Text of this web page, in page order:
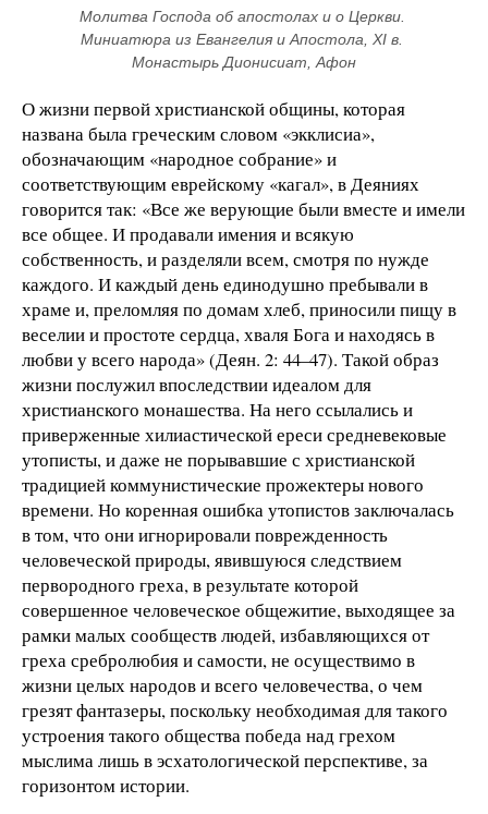
Молитва Господа об апостолах и о Церкви.
Миниатюра из Евангелия и Апостола, XI в.
Монастырь Дионисиат, Афон
О жизни первой христианской общины, которая
названа была греческим словом «экклисиа»,
обозначающим «народное собрание» и
соответствующим еврейскому «кагал», в Деяниях
говорится так: «Все же верующие были вместе и имели
все общее. И продавали имения и всякую
собственность, и разделяли всем, смотря по нужде
каждого. И каждый день единодушно пребывали в
храме и, преломляя по домам хлеб, приносили пищу в
веселии и простоте сердца, хваля Бога и находясь в
любви у всего народа» (Деян. 2: 44–47). Такой образ
жизни послужил впоследствии идеалом для
христианского монашества. На него ссылались и
приверженные хилиастической ереси средневековые
утописты, и даже не порывавшие с христианской
традицией коммунистические прожектеры нового
времени. Но коренная ошибка утопистов заключалась
в том, что они игнорировали поврежденность
человеческой природы, явившуюся следствием
первородного греха, в результате которой
совершенное человеческое общежитие, выходящее за
рамки малых сообществ людей, избавляющихся от
греха сребролюбия и самости, не осуществимо в
жизни целых народов и всего человечества, о чем
грезят фантазеры, поскольку необходимая для такого
устроения такого общества победа над грехом
мыслима лишь в эсхатологической перспективе, за
горизонтом истории.